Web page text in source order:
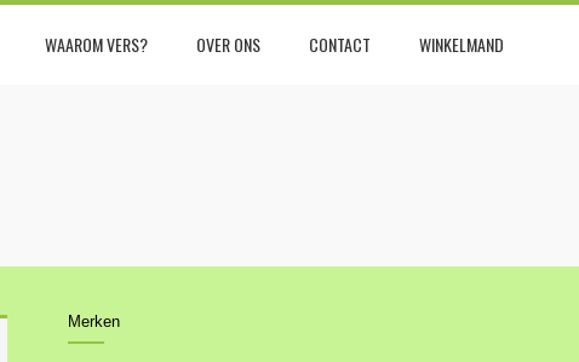
WAAROM VERS? OVER ONS CONTACT WINKELMAND
Merken